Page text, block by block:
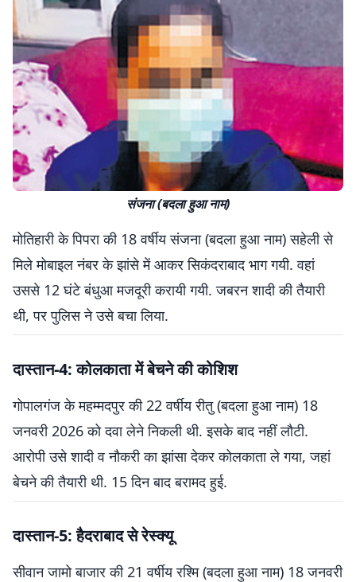
संजना (बदला हुआ नाम)
मोतिहारी के पिपरा की 18 वर्षीय संजना (बदला हुआ नाम) सहेली से
मिले मोबाइल नंबर के झांसे में आकर सिकंदराबाद भाग गयी. वहां
उससे 12 घंटे बंधुआ मजदूरी करायी गयी. जबरन शादी की तैयारी
थी, पर पुलिस ने उसे बचा लिया.
दास्तान-4: कोलकाता में बेचने की कोशिश
गोपालगंज के महम्मदपुर की 22 वर्षीय रीतु (बदला हुआ नाम) 18
जनवरी 2026 को दवा लेने निकली थी. इसके बाद नहीं लौटी.
आरोपी उसे शादी व नौकरी का झांसा देकर कोलकाता ले गया, जहां
बेचने की तैयारी थी. 15 दिन बाद बरामद हुई.
दास्तान-5: हैदराबाद से रेस्क्यू
सीवान जामो बाजार की 21 वर्षीय रश्मि (बदला हुआ नाम) 18 जनवरी